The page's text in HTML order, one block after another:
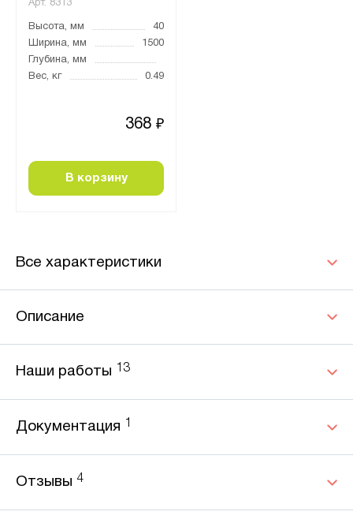
Арт. 8313
Высота, мм
40
Ширина, мм
1500
Глубина, мм
Вес, кг
0.49
368 ₽
В корзину
Все характеристики
Описание
Наши работы 13
Документация
Отзывы 4